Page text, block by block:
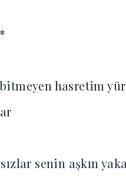
hasretim
senin aşkın